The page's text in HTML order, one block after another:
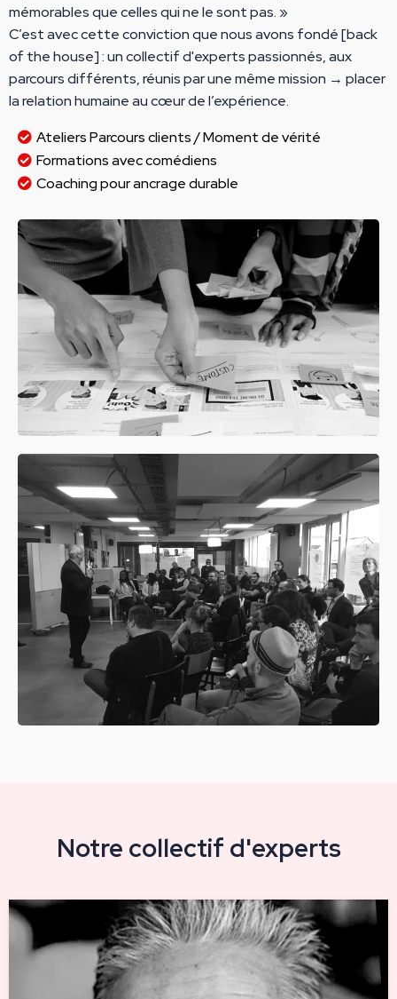
mémorables que celles qui ne le sont pas. »
C’est avec cette conviction que nous avons fondé [back
of the house] : un collectif d'experts passionnés, aux
parcours différents, réunis par une même mission → placer
la relation humaine au cœur de l’expérience.
Ateliers Parcours clients / Moment de vérité
Formations avec comédiens
Coaching pour ancrage durable
Notre collectif d'experts